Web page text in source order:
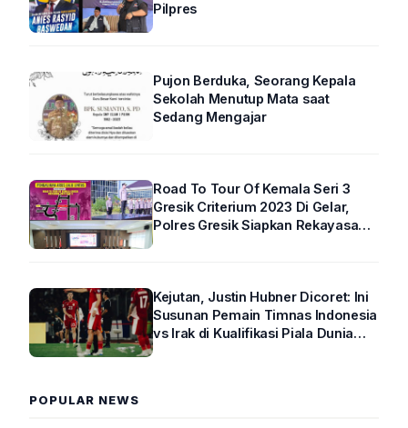
Pilpres
Pujon Berduka, Seorang Kepala
Sekolah Menutup Mata saat
Sedang Mengajar
Road To Tour Of Kemala Seri 3
Gresik Criterium 2023 Di Gelar,
Polres Gresik Siapkan Rekayasa
Kejutan, Justin Hubner Dicoret: Ini
Susunan Pemain Timnas Indonesia
vs Irak di Kualifikasi Piala Dunia
POPULAR NEWS